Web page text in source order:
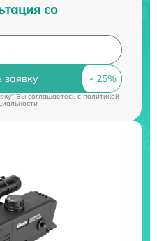
со
заявку
Вы соглашаетесь cполитикой